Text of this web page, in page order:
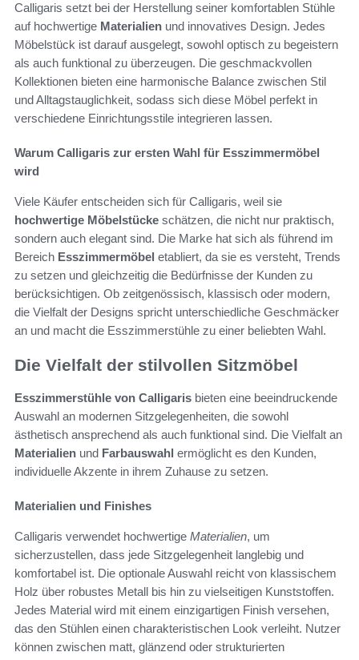
Calligaris setzt bei der Herstellung seiner komfortablen Stühle
auf hochwertige Materialien und innovatives Design. Jedes
Möbelstück ist darauf ausgelegt, sowohl optisch zu begeistern
als auch funktional zu überzeugen. Die geschmackvollen
Kollektionen bieten eine harmonische Balance zwischen Stil
und Alltagstauglichkeit, sodass sich diese Möbel perfekt in
verschiedene Einrichtungsstile integrieren lassen.
Warum Calligaris zur ersten Wahl für Esszimmermöbel
wird
Viele Käufer entscheiden sich für Calligaris, weil sie
hochwertige Möbelstücke schätzen, die nicht nur praktisch,
sondern auch elegant sind. Die Marke hat sich als führend im
Bereich Esszimmermöbel etabliert, da sie es versteht, Trends
zu setzen und gleichzeitig die Bedürfnisse der Kunden zu
berücksichtigen. Ob zeitgenössisch, klassisch oder modern,
die Vielfalt der Designs spricht unterschiedliche Geschmäcker
an und macht die Esszimmerstühle zu einer beliebten Wahl.
Die Vielfalt der stilvollen Sitzmöbel
Esszimmerstühle von Calligaris bieten eine beeindruckende
Auswahl an modernen Sitzgelegenheiten, die sowohl
ästhetisch ansprechend als auch funktional sind. Die Vielfalt an
Materialien und Farbauswahl ermöglicht es den Kunden,
individuelle Akzente in ihrem Zuhause zu setzen.
Materialien und Finishes
Calligaris verwendet hochwertige Materialien, um
sicherzustellen, dass jede Sitzgelegenheit langlebig und
komfortabel ist. Die optionale Auswahl reicht von klassischem
Holz über robustes Metall bis hin zu vielseitigen Kunststoffen.
Jedes Material wird mit einem einzigartigen Finish versehen,
das den Stühlen einen charakteristischen Look verleiht. Nutzer
können zwischen matt, glänzend oder strukturierten